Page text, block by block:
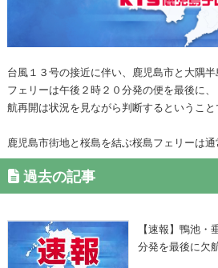
台風１３号の接近に伴い、鹿児島市と大隅
フェリーは午後２時２０分発の便を最後に
航再開は状況を見ながら判断するということ
鹿児島市街地と桜島を結ぶ桜島フェリーは通
過去の記事
【速報】鴨池
分発を最後に